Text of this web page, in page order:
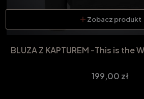
Zobacz produkt
BLUZA Z KAPTUREM -This is the
Cena
199,00 zł